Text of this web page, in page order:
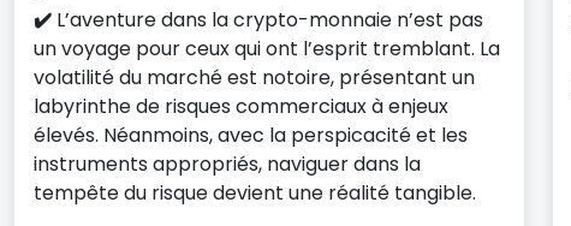
✔️ L’aventure dans la crypto-monnaie n’est pas
un voyage pour ceux qui ont l’esprit tremblant. La
volatilité du marché est notoire, présentant un
labyrinthe de risques commerciaux à enjeux
élevés. Néanmoins, avec la perspicacité et les
instruments appropriés, naviguer dans la
tempête du risque devient une réalité tangible.